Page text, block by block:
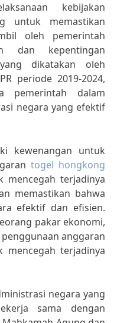
kebijakan
untuk memastikan
oleh pemerintah
dan kepentingan
dikatakan oleh
periode 2019-2024,
pemerintah dalam
negara yang efektif
kewenangan untuk
togel hongkong
mencegah terjadinya
memastikan bahwa
efektif dan efisien.
pakar ekonomi,
penggunaan anggaran
terjadinya
negara yang
sama dengan